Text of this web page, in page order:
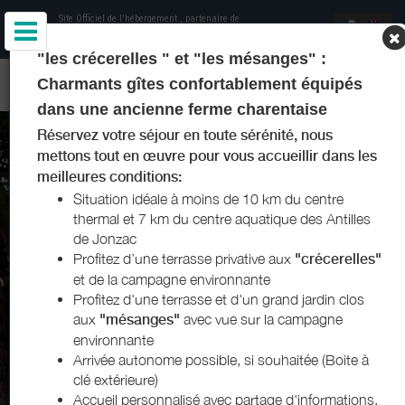
Site Officiel de l'hébergement , partenaire de
LES GÎTES DE MARIE-PAULE - MEUX - JONZAC
"les crécerelles " et "les mésanges" :
Charmants gîtes confortablement équipés
dans une ancienne ferme charentaise
Réservez votre séjour en toute sérénité, nous
mettons tout en œuvre pour vous accueillir dans les
meilleures conditions:
Situation idéale à moins de 10 km du centre
thermal et 7 km du centre aquatique des Antilles
de Jonzac
Profitez d’une terrasse privative aux "crécerelles"
et de la campagne environnante
Profitez d'une terrasse et d'un grand jardin clos
aux "mésanges" avec vue sur la campagne
environnante
Arrivée autonome possible, si souhaitée (Boite à
clé extérieure)
Accueil personnalisé avec partage d'informations,
ARRIVÉE
Ajouter une date
DÉPART
Ajouter une date
VOYAGEURS
2 voyageurs